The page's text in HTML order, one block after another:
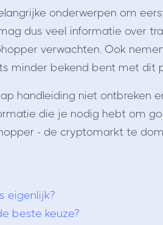
onderwerpen om
dus veel informatie over
verwachten. Ook
minder bekend bent met dit
handleiding niet ontbreken
die je nodig hebt om
- de cryptomarkt te
eigenlijk?
beste keuze?